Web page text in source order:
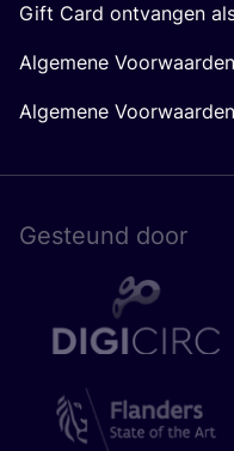
Gift Card ontvangen
Algemene
Algemene
Gesteund door